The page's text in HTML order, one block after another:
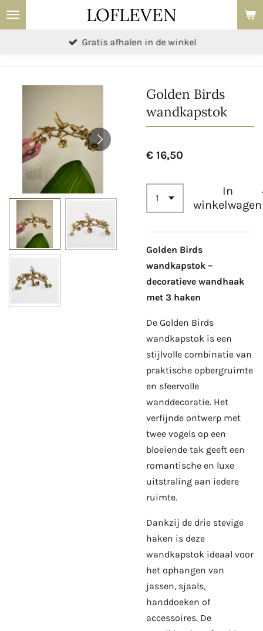
Ga
direct
LOFLEVEN
Gratis afhalen in de winkel
Golden Birds
wandkapstok
€ 16,50
In
winkelwagen
Golden Birds
wandkapstok –
decoratieve wandhaak
met 3 haken
De Golden Birds
wandkapstok is een
stijlvolle combinatie van
praktische opbergruimte
en sfeervolle
wanddecoratie. Het
verfijnde ontwerp met
twee vogels op een
bloeiende tak geeft een
romantische en luxe
uitstraling aan iedere
ruimte.
Dankzij de drie stevige
haken is deze
wandkapstok ideaal voor
het ophangen van
jassen, sjaals,
handdoeken of
accessoires. De